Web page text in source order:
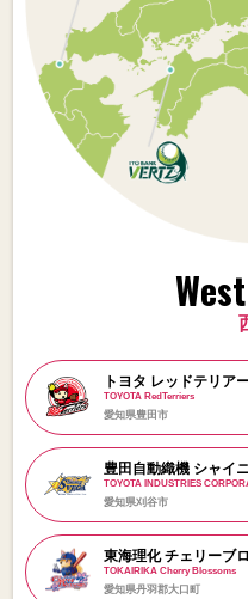
トヨタ レッドテリア
TOYOTA RedTerriers
愛知県豊田市
豊田自動織機 シャイ
TOYOTA INDUSTRIES
愛知県刈谷市
東海理化 チェリーブ
TOKAIRIKA Cherry Blossoms
愛知県丹羽郡大口町